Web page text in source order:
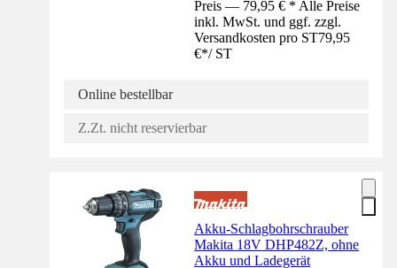
Preis — 79,95 € * Alle Preise
inkl. MwSt. und ggf. zzgl.
Versandkosten pro ST79,95
€*/ ST
Online bestellbar
Z.Zt. nicht reservierbar
Akku-Schlagbohrschrauber
Makita 18V DHP482Z, ohne
Akku und Ladegerät